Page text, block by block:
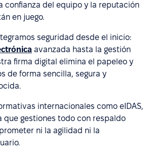
del equipo y la reputación
en juego.
seguridad desde el inicio:
avanzada hasta la gestión
firma digital elimina el papeleo y
de forma sencilla, segura y
internacionales como eIDAS,
que gestiones todo con respaldo
ni la agilidad ni la